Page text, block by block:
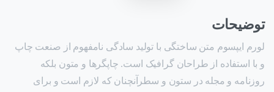
توضیحات
لورم ایپسوم متن ساختگی با تولید سادگی نامفهوم از صنعت چاپ
و با استفاده از طراحان گرافیک است. چاپگرها و متون بلکه
روزنامه و مجله در ستون و سطرآنچنان که لازم است و برای